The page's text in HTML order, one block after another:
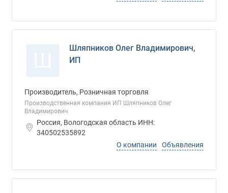
Шляпников Олег Владимирович,
ИП
Производитель, Розничная торговля
Производственная компания ИП Шляпников Олег
Владимирович
Россия, Вологодская область ИНН:
340502535892
О компании
Объявления